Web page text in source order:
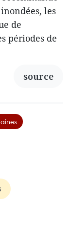
les
de
périodes de
source